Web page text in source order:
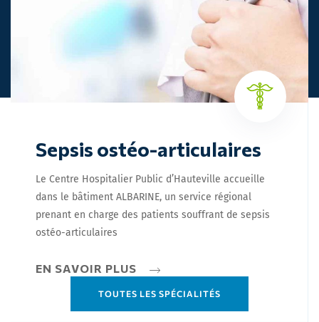
Sepsis ostéo-articulaires
Le Centre Hospitalier Public d’Hauteville accueille
dans le bâtiment ALBARINE, un service régional
prenant en charge des patients souffrant de sepsis
ostéo-articulaires
EN SAVOIR PLUS
TOUTES LES SPÉCIALITÉS